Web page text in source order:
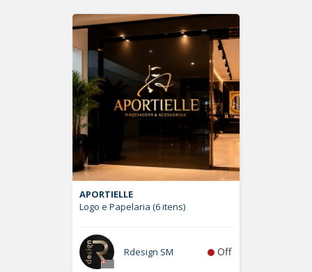
APORTIELLE
Logo e Papelaria (6 itens)
Rdesign SM Off